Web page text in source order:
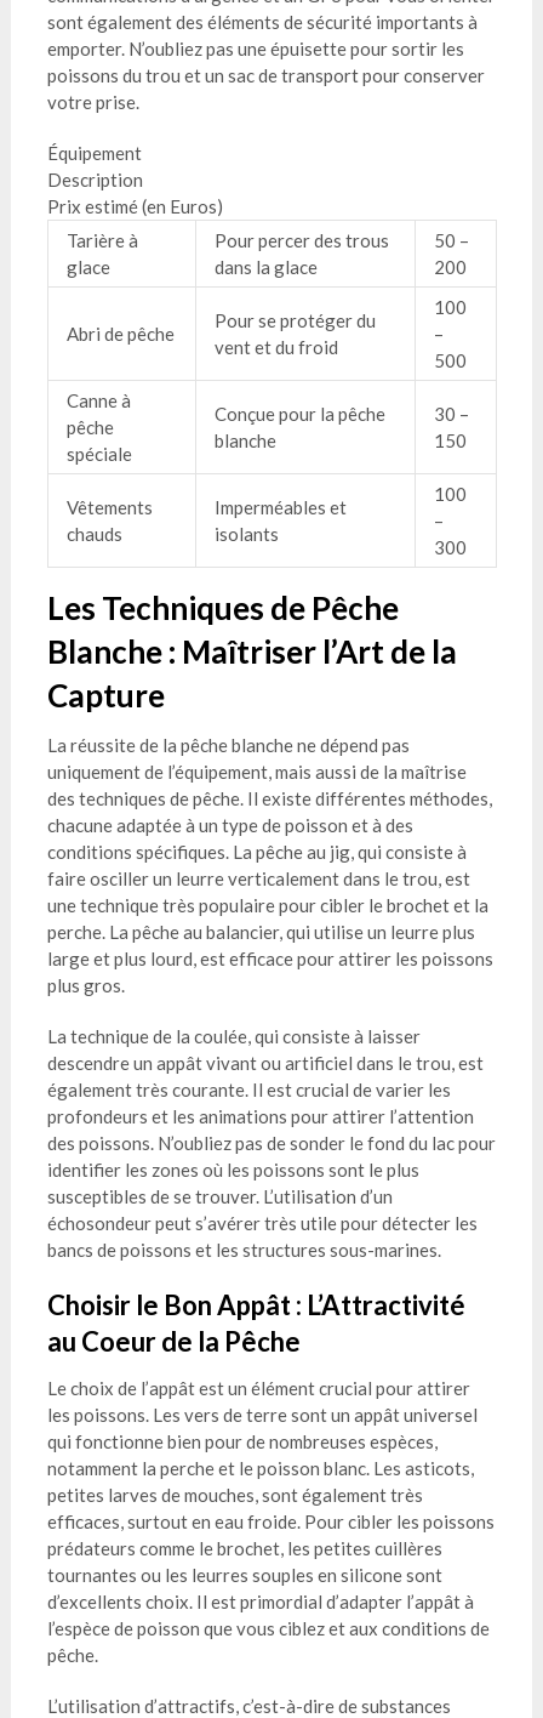
sont également des éléments de sécurité importants à
emporter. N’oubliez pas une épuisette pour sortir les
poissons du trou et un sac de transport pour conserver
votre prise.
Équipement
Description
Prix estimé (en Euros)
Tarière à
glace
Pour percer des trous
dans la glace
50 –
200
Abri de pêche
Pour se protéger du
vent et du froid
100
–
500
Canne à
pêche
spéciale
Conçue pour la pêche
blanche
30 –
150
Vêtements
chauds
Imperméables et
isolants
100
–
300
Les Techniques de Pêche
Blanche : Maîtriser l’Art de la
Capture
La réussite de la pêche blanche ne dépend pas
uniquement de l’équipement, mais aussi de la maîtrise
des techniques de pêche. Il existe différentes méthodes,
chacune adaptée à un type de poisson et à des
conditions spécifiques. La pêche au jig, qui consiste à
faire osciller un leurre verticalement dans le trou, est
une technique très populaire pour cibler le brochet et la
perche. La pêche au balancier, qui utilise un leurre plus
large et plus lourd, est efficace pour attirer les poissons
plus gros.
La technique de la coulée, qui consiste à laisser
descendre un appât vivant ou artificiel dans le trou, est
également très courante. Il est crucial de varier les
profondeurs et les animations pour attirer l’attention
des poissons. N’oubliez pas de sonder le fond du lac pour
identifier les zones où les poissons sont le plus
susceptibles de se trouver. L’utilisation d’un
échosondeur peut s’avérer très utile pour détecter les
bancs de poissons et les structures sous-marines.
Choisir le Bon Appât : L’Attractivité
au Coeur de la Pêche
Le choix de l’appât est un élément crucial pour attirer
les poissons. Les vers de terre sont un appât universel
qui fonctionne bien pour de nombreuses espèces,
notamment la perche et le poisson blanc. Les asticots,
petites larves de mouches, sont également très
efficaces, surtout en eau froide. Pour cibler les poissons
prédateurs comme le brochet, les petites cuillères
tournantes ou les leurres souples en silicone sont
d’excellents choix. Il est primordial d’adapter l’appât à
l’espèce de poisson que vous ciblez et aux conditions de
pêche.
L’utilisation d’attractifs, c’est-à-dire de substances